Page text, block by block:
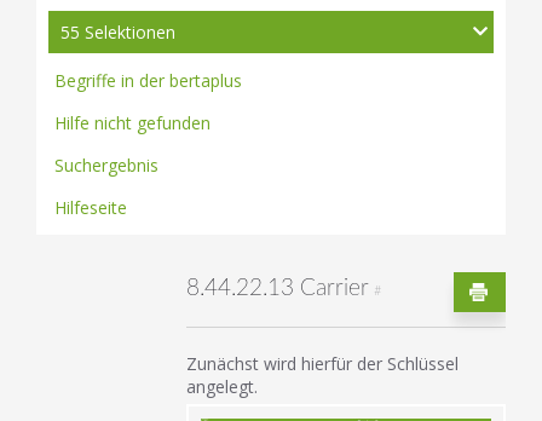
55 Selektionen
Begriffe in der bertaplus
Hilfe nicht gefunden
Suchergebnis
Hilfeseite
8.44.22.13 Carrier #
Zunächst wird hierfür der Schlüssel
angelegt.